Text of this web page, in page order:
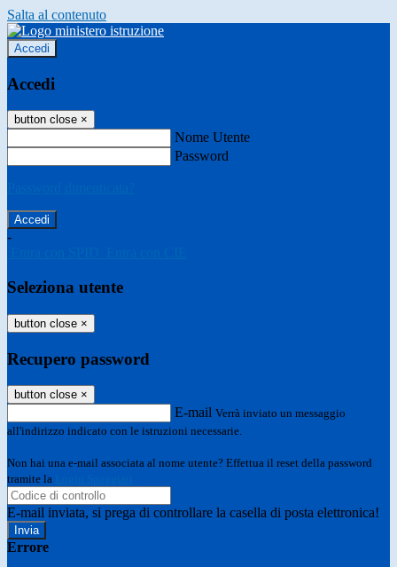
Salta al contenuto
Accedi
Accedi
button close ×
Nome Utente
Password
-
Seleziona utente
button close ×
Recupero password
button close ×
E-mail Verrà inviato un messaggio
all'indirizzo indicato con le istruzioni necessarie.
Non hai una e-mail associata al nome utente? Effettua il reset della password
tramite la
E-mail inviata, si prega di controllare la casella di posta elettronica!
Errore